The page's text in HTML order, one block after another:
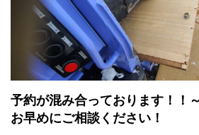
予約が混み合っております！！
お早めにご相談ください！